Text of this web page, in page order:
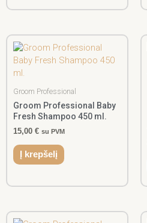
Groom Professional
Groom Professional Baby
Fresh Shampoo 450 ml.
15,00 € su PVM
Į krepšelį